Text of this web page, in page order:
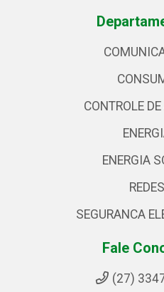
CONTROLE
ENERGIA
REDES
SEGURANCA
Fale
(27)